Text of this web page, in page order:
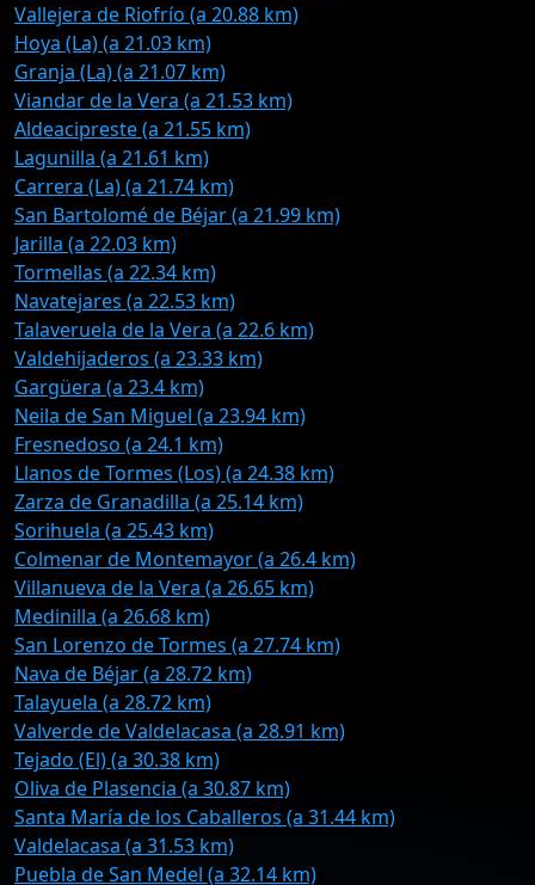
Vallejera de Riofrío (a 20.88 km)
Hoya (La) (a 21.03 km)
Granja (La) (a 21.07 km)
Viandar de la Vera (a 21.53 km)
Aldeacipreste (a 21.55 km)
Lagunilla (a 21.61 km)
Carrera (La) (a 21.74 km)
San Bartolomé de Béjar (a 21.99 km)
Jarilla (a 22.03 km)
Tormellas (a 22.34 km)
Navatejares (a 22.53 km)
Talaveruela de la Vera (a 22.6 km)
Valdehijaderos (a 23.33 km)
Gargüera (a 23.4 km)
Neila de San Miguel (a 23.94 km)
Fresnedoso (a 24.1 km)
Llanos de Tormes (Los) (a 24.38 km)
Zarza de Granadilla (a 25.14 km)
Sorihuela (a 25.43 km)
Colmenar de Montemayor (a 26.4 km)
Villanueva de la Vera (a 26.65 km)
Medinilla (a 26.68 km)
San Lorenzo de Tormes (a 27.74 km)
Nava de Béjar (a 28.72 km)
Talayuela (a 28.72 km)
Valverde de Valdelacasa (a 28.91 km)
Tejado (El) (a 30.38 km)
Oliva de Plasencia (a 30.87 km)
Santa María de los Caballeros (a 31.44 km)
Valdelacasa (a 31.53 km)
Puebla de San Medel (a 32.14 km)